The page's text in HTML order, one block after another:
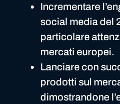
Incrementare
social media del
particolare
mercati europei.
Lanciare con
prodotti sul
dimostrandone